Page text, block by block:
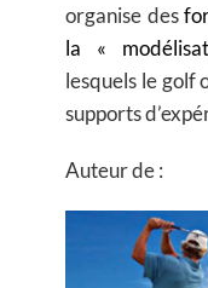
organise des
la «
lesquels le golf
supports
Auteur de :